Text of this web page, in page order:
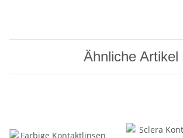
Ähnliche Artikel